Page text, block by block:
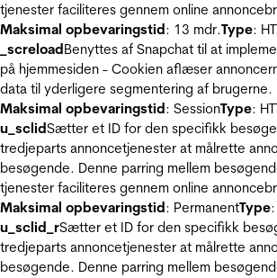
tjenester faciliteres gennem online
Maksimal opbevaringstid: 13 mdr.Type:
_screloadBenyttes af Snapchat til at
på hjemmesiden - Cookien aflæser
data til yderligere segmentering af brugerne.
Maksimal opbevaringstid: SessionType:
u_sclidSætter et ID for den specifikk
tredjeparts annoncetjenester at målrette
besøgende. Denne parring mellem
tjenester faciliteres gennem online
Maksimal opbevaringstid: PermanentType
u_sclid_rSætter et ID for den specifikk
tredjeparts annoncetjenester at målrette
besøgende. Denne parring mellem